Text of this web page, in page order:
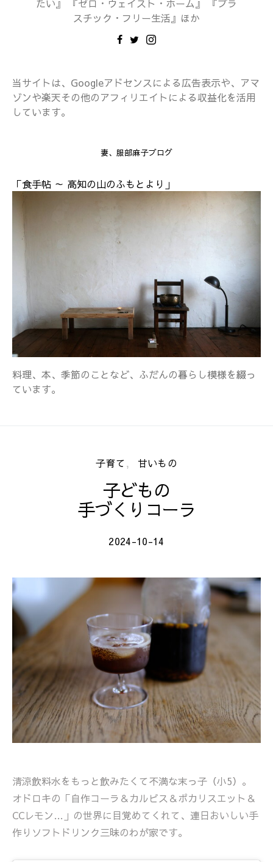
たい』 『ゼロ・ウェイスト・ホーム』 『プラ
スチック・フリー生活』ほか
当サイトは、Googleアドセンスによる広告表示や、アマ
ゾンや楽天その他のアフィリエイトによる収益化を活用
しています。
妻、服部麻子ブログ
「食手帖 ～ 高知の山のふもとより」
料理、本、季節のことなど、ふだんの暮らし模様を綴っ
ています。
子育て 甘いもの
子どもの
手づくりコーラ
2024-10-14
清涼飲料水をもっと飲みたくて不満な末っ子（小5）。
オドロキの「自作コーラ＆カルピス＆ポカリスエット＆
CCレモン…」の世界に目覚めてくれて、連日おいしい手
作りソフトドリンク三昧のわが家です。